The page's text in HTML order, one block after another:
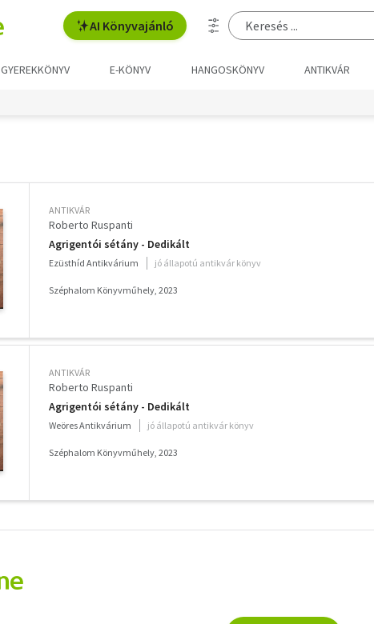
AI Könyvajánló
GYEREKKÖNYV E-KÖNYV HANGOSKÖNYV ANTIKVÁR
ANTIKVÁR
Roberto Ruspanti
Agrigentói sétány - Dedikált
Ezüsthíd Antikvárium jó állapotú antikvár könyv
Széphalom Könyvműhely, 2023
ANTIKVÁR
Roberto Ruspanti
Agrigentói sétány - Dedikált
Weöres Antikvárium jó állapotú antikvár könyv
Széphalom Könyvműhely, 2023
szűrők